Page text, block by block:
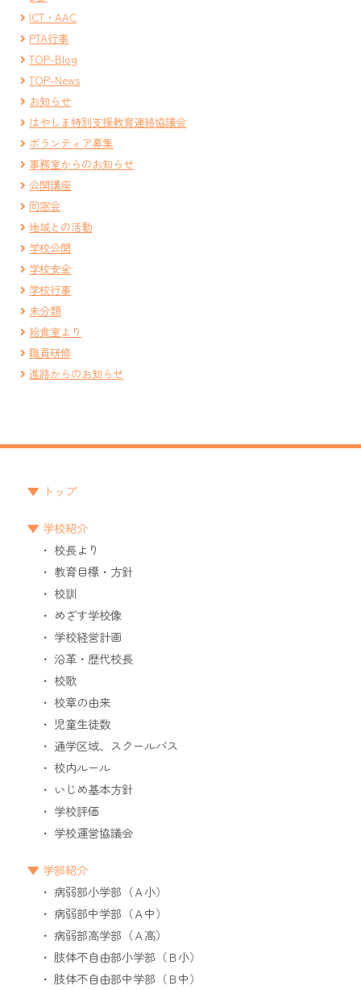
ICT・AAC
PTA行事
TOP-Blog
TOP-News
お知らせ
はやしま特別支援教育連絡協議会
ボランティア募集
事務室からのお知らせ
公開講座
同窓会
地域との活動
学校公開
学校安全
学校行事
未分類
給食室より
職員研修
進路からのお知らせ
トップ
学校紹介
校長より
教育目標・方針
校訓
めざす学校像
学校経営計画
沿革・歴代校長
校歌
校章の由来
児童生徒数
通学区域、スクールバス
校内ルール
いじめ基本方針
学校評価
学校運営協議会
学部紹介
病弱部小学部（Ａ小）
病弱部中学部（Ａ中）
病弱部高学部（Ａ高）
肢体不自由部小学部（Ｂ小）
肢体不自由部中学部（Ｂ中）